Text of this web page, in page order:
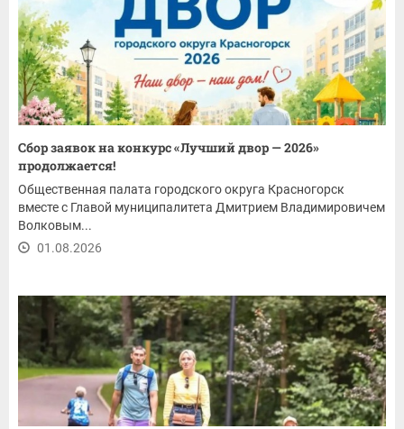
Сбор заявок на конкурс «Лучший двор — 2026»
продолжается!
Общественная палата городского округа Красногорск
вместе с Главой муниципалитета Дмитрием Владимировичем
Волковым...
01.08.2026